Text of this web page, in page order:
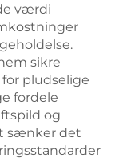
værdi
sikre
pludselige
fordele
og
sænker det